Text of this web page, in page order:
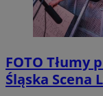
FOTO Tłumy
Śląska Scena